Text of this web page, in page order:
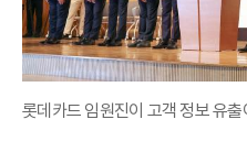
롯데카드 임원진이 고객 정보 유